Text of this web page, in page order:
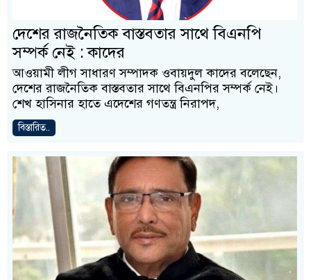
দেশের রাজনৈতিক বাস্তবতার সাথে বিএনপি
সম্পর্ক নেই : কাদের
আওয়ামী লীগ সাধারণ সম্পাদক ওবায়দুল কাদের বলেছেন,
দেশের রাজনৈতিক বাস্তবতার সাথে বিএনপির সম্পর্ক নেই।
শেখ হাসিনার হাতে এদেশের গণতন্ত্র নিরাপদ,
বিস্তারিত..